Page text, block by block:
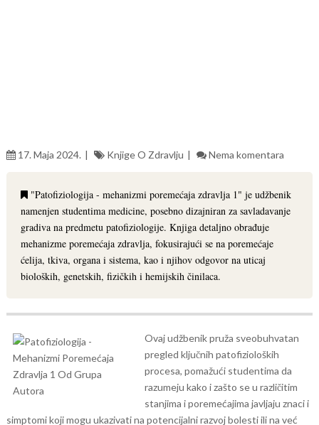
17. Maja 2024. Knjige O Zdravlju Nema komentara
"Patofiziologija - mehanizmi poremećaja zdravlja 1" je udžbenik
namenjen studentima medicine, posebno dizajniran za savladavanje
gradiva na predmetu patofiziologije. Knjiga detaljno obrađuje
mehanizme poremećaja zdravlja, fokusirajući se na poremećaje
ćelija, tkiva, organa i sistema, kao i njihov odgovor na uticaj
bioloških, genetskih, fizičkih i hemijskih činilaca.
Ovaj udžbenik pruža sveobuhvatan
pregled ključnih patofizioloških
procesa, pomažući studentima da
razumeju kako i zašto se u različitim
stanjima i poremećajima javljaju znaci i
simptomi koji mogu ukazivati na potencijalni razvoj bolesti ili na već